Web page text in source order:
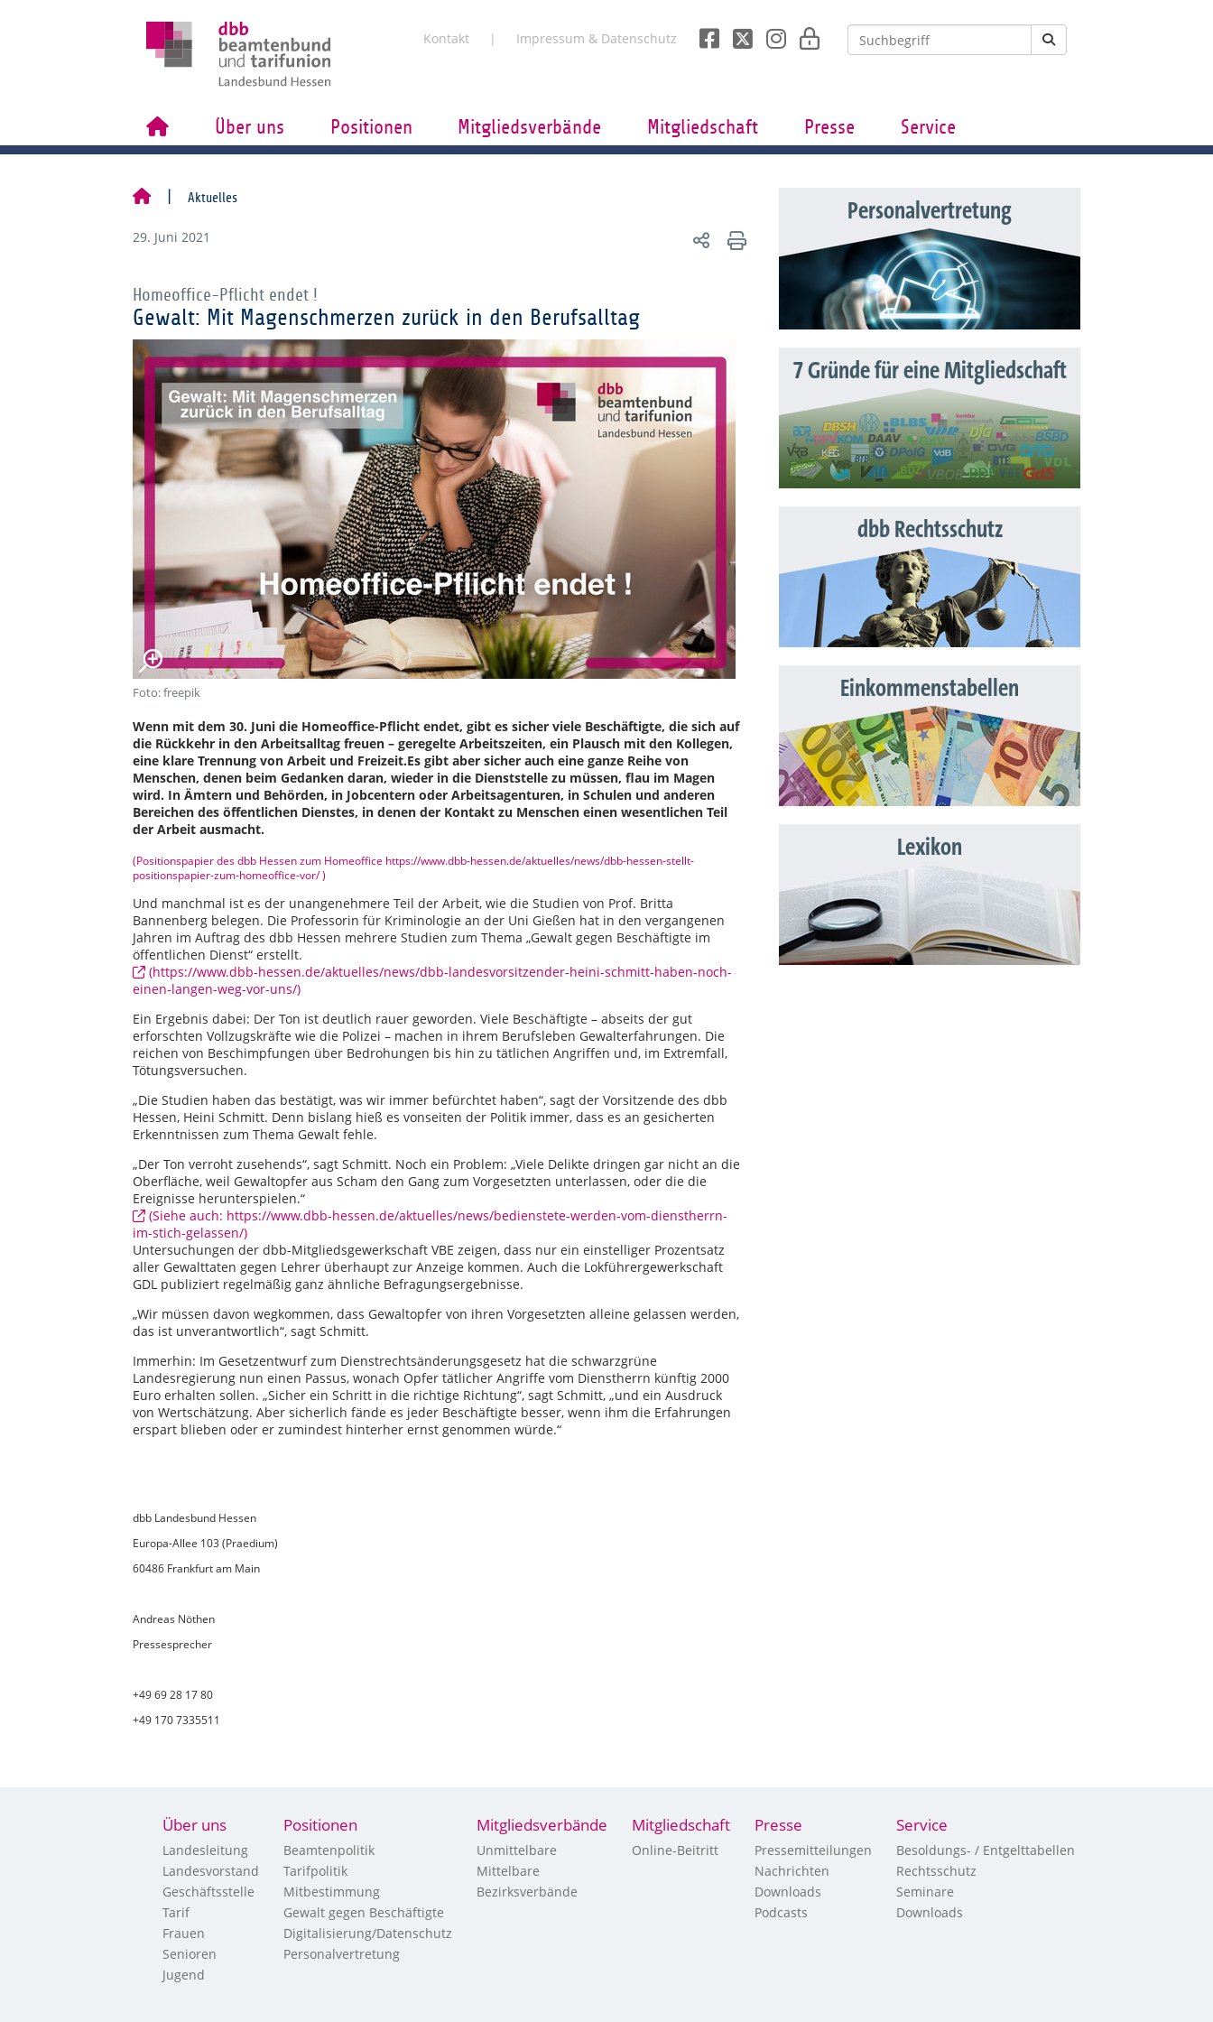
Kontakt Impressum & Datenschutz
Über uns Positionen Mitgliedsverbände Mitgliedschaft Presse Service
Aktuelles
29. Juni 2021
Homeoffice-Pflicht endet !
Gewalt: Mit Magenschmerzen zurück in den Berufsalltag
Foto: freepik
Wenn mit dem 30. Juni die Homeoffice-Pflicht endet, gibt es sicher viele Beschäftigte, die sich auf
die Rückkehr in den Arbeitsalltag freuen – geregelte Arbeitszeiten, ein Plausch mit den Kollegen,
eine klare Trennung von Arbeit und Freizeit.Es gibt aber sicher auch eine ganze Reihe von
Menschen, denen beim Gedanken daran, wieder in die Dienststelle zu müssen, flau im Magen
wird. In Ämtern und Behörden, in Jobcentern oder Arbeitsagenturen, in Schulen und anderen
Bereichen des öffentlichen Dienstes, in denen der Kontakt zu Menschen einen wesentlichen Teil
der Arbeit ausmacht.
(Positionspapier des dbb Hessen zum Homeoffice https://www.dbb-hessen.de/aktuelles/news/dbb-hessen-stellt-
positionspapier-zum-homeoffice-vor/ )
Und manchmal ist es der unangenehmere Teil der Arbeit, wie die Studien von Prof. Britta
Bannenberg belegen. Die Professorin für Kriminologie an der Uni Gießen hat in den vergangenen
Jahren im Auftrag des dbb Hessen mehrere Studien zum Thema „Gewalt gegen Beschäftigte im
öffentlichen Dienst“ erstellt.
(https://www.dbb-hessen.de/aktuelles/news/dbb-landesvorsitzender-heini-schmitt-haben-noch-
einen-langen-weg-vor-uns/)
Ein Ergebnis dabei: Der Ton ist deutlich rauer geworden. Viele Beschäftigte – abseits der gut
erforschten Vollzugskräfte wie die Polizei – machen in ihrem Berufsleben Gewalterfahrungen. Die
reichen von Beschimpfungen über Bedrohungen bis hin zu tätlichen Angriffen und, im Extremfall,
Tötungsversuchen.
„Die Studien haben das bestätigt, was wir immer befürchtet haben“, sagt der Vorsitzende des dbb
Hessen, Heini Schmitt. Denn bislang hieß es vonseiten der Politik immer, dass es an gesicherten
Erkenntnissen zum Thema Gewalt fehle.
„Der Ton verroht zusehends“, sagt Schmitt. Noch ein Problem: „Viele Delikte dringen gar nicht an die
Oberfläche, weil Gewaltopfer aus Scham den Gang zum Vorgesetzten unterlassen, oder die die
Ereignisse herunterspielen.“
(Siehe auch: https://www.dbb-hessen.de/aktuelles/news/bedienstete-werden-vom-dienstherrn-
im-stich-gelassen/)
Untersuchungen der dbb-Mitgliedsgewerkschaft VBE zeigen, dass nur ein einstelliger Prozentsatz
aller Gewalttaten gegen Lehrer überhaupt zur Anzeige kommen. Auch die Lokführergewerkschaft
GDL publiziert regelmäßig ganz ähnliche Befragungsergebnisse.
„Wir müssen davon wegkommen, dass Gewaltopfer von ihren Vorgesetzten alleine gelassen werden,
das ist unverantwortlich“, sagt Schmitt.
Immerhin: Im Gesetzentwurf zum Dienstrechtsänderungsgesetz hat die schwarzgrüne
Landesregierung nun einen Passus, wonach Opfer tätlicher Angriffe vom Dienstherrn künftig 2000
Euro erhalten sollen. „Sicher ein Schritt in die richtige Richtung“, sagt Schmitt, „und ein Ausdruck
von Wertschätzung. Aber sicherlich fände es jeder Beschäftigte besser, wenn ihm die Erfahrungen
erspart blieben oder er zumindest hinterher ernst genommen würde.“
dbb Landesbund Hessen
Europa-Allee 103 (Praedium)
60486 Frankfurt am Main
Andreas Nöthen
Pressesprecher
+49 69 28 17 80
+49 170 7335511
Personalvertretung
7 Gründe für eine Mitgliedschaft
dbb Rechtsschutz
Einkommenstabellen
Lexikon
Über uns
Landesleitung
Landesvorstand
Geschäftsstelle
Tarif
Frauen
Senioren
Jugend
Positionen
Beamtenpolitik
Tarifpolitik
Mitbestimmung
Gewalt gegen Beschäftigte
Digitalisierung/Datenschutz
Personalvertretung
Mitgliedsverbände
Unmittelbare
Mittelbare
Bezirksverbände
Mitgliedschaft
Online-Beitritt
Presse
Pressemitteilungen
Nachrichten
Downloads
Podcasts
Service
Besoldungs- / Entgelttabellen
Rechtsschutz
Seminare
Downloads